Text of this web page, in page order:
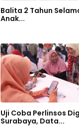
Balita 2 Tahun
Anak...
Uji Coba Perlinsos
Surabaya, Data...